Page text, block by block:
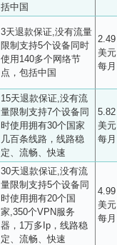
括中国
3天退款保证,没有流量
限制支持5个设备同时
使用140多个网络节
点，包括中国
2.49
美元
每月
15天退款保证,没有流
量限制支持7个设备同
时使用拥有30个国家
几百条线路，线路稳
定、流畅、快速
5.82
美元
每月
30天退款保证,没有流
量限制支持5个设备同
时使用拥有20个国
家,350个VPN服务
器，1万多Ip，线路稳
定、流畅、快速
4.99
美元
每月